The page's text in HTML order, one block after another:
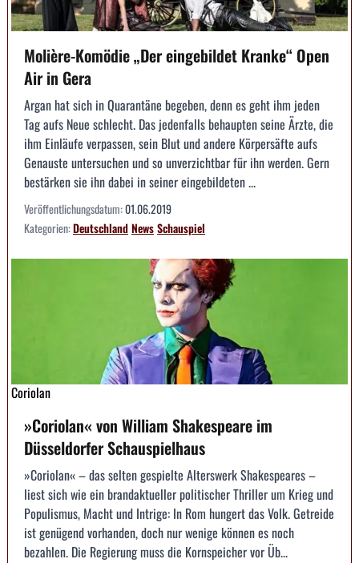
Molière-Komödie „Der eingebildet Kranke“ Open
Air in Gera
Argan hat sich in Quarantäne begeben, denn es geht ihm jeden
Tag aufs Neue schlecht. Das jedenfalls behaupten seine Ärzte, die
ihm Einläufe verpassen, sein Blut und andere Körpersäfte aufs
Genauste untersuchen und so unverzichtbar für ihn werden. Gern
bestärken sie ihn dabei in seiner eingebildeten ...
Veröffentlichungsdatum:01.06.2019
Kategorien:DeutschlandNewsSchauspiel
Coriolan
»Coriolan« von William Shakespeare im
Düsseldorfer Schauspielhaus
»Coriolan« – das selten gespielte Alterswerk Shakespeares –
liest sich wie ein brandaktueller politischer Thriller um Krieg und
Populismus, Macht und Intrige: In Rom hungert das Volk. Getreide
ist genügend vorhanden, doch nur wenige können es noch
bezahlen. Die Regierung muss die Kornspeicher vor Üb...